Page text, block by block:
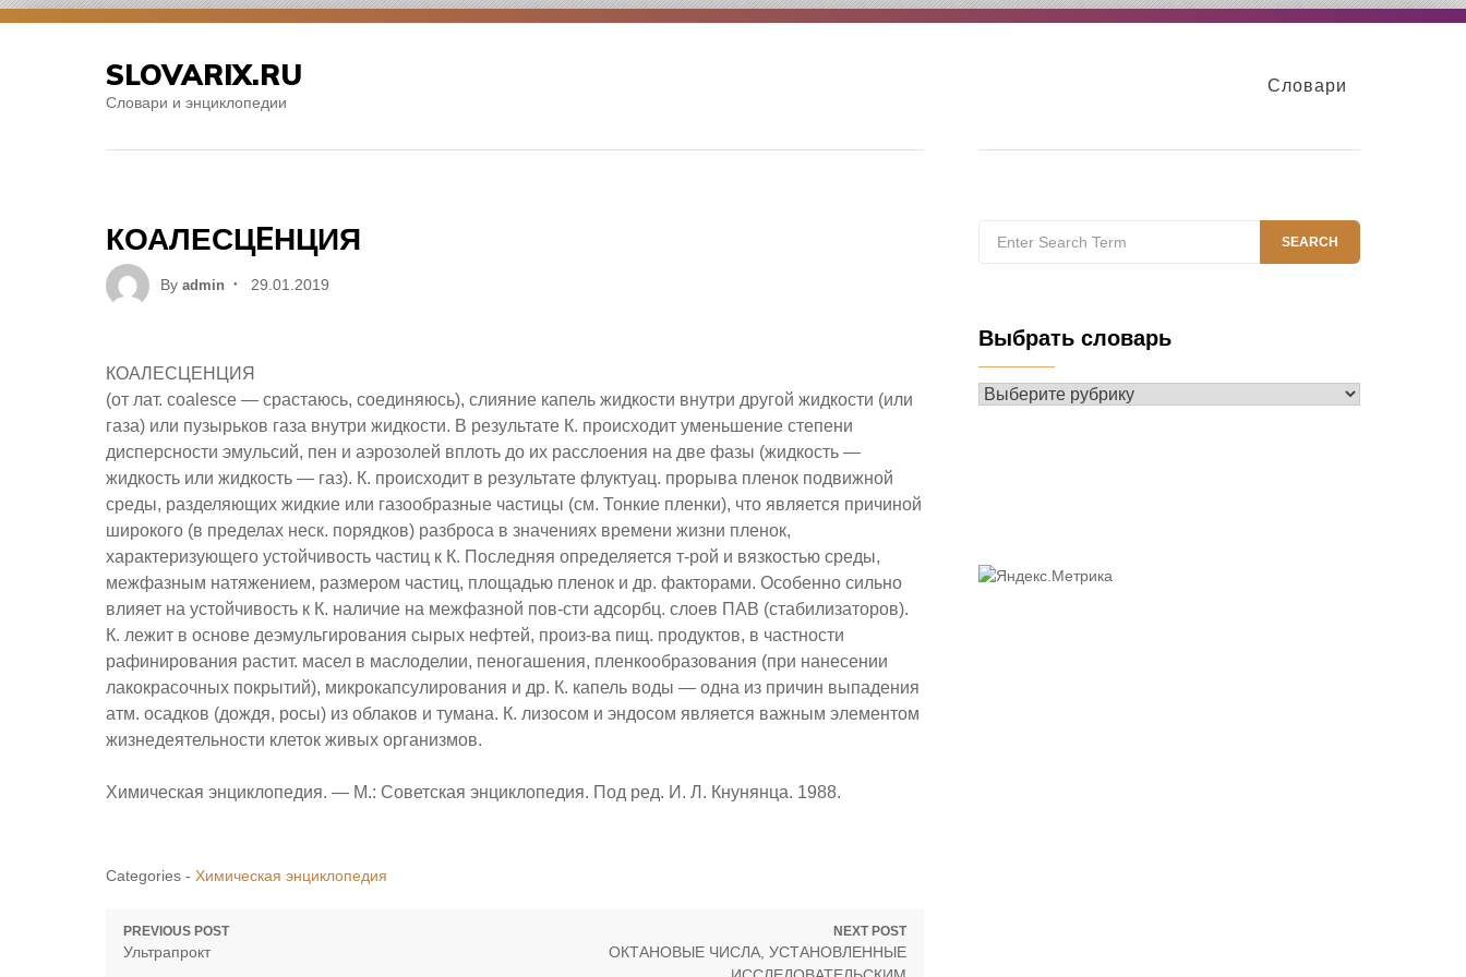
Skip
SLOVARIX.RU
Словари и энциклопедии
Словари
КОАЛЕСЦEНЦИЯ
By admin
Posted
29.01.2019
КОАЛЕСЦEНЦИЯ
(от лат. coalesce — срастаюсь, соединяюсь), слияние капель жидкости внутри другой жидкости (или
газа) или пузырьков газа внутри жидкости. В результате К. происходит уменьшение степени
дисперсности эмульсий, пен и аэрозолей вплоть до их расслоения на две фазы (жидкость —
жидкость или жидкость — газ). К. происходит в результате флуктуац. прорыва пленок подвижной
среды, разделяющих жидкие или газообразные частицы (см. Тонкие пленки), что является причиной
широкого (в пределах неск. порядков) разброса в значениях времени жизни пленок,
характеризующего устойчивость частиц к К. Последняя определяется т-рой и вязкостью среды,
межфазным натяжением, размером частиц, площадью пленок и др. факторами. Особенно сильно
влияет на устойчивость к К. наличие на межфазной пов-сти адсорбц. слоев ПАВ (стабилизаторов).
К. лежит в основе деэмульгирования сырых нефтей, произ-ва пищ. продуктов, в частности
рафинирования растит. масел в маслоделии, пеногашения, пленкообразования (при нанесении
лакокрасочных покрытий), микрокапсулирования и др. К. капель воды — одна из причин выпадения
атм. осадков (дождя, росы) из облаков и тумана. К. лизосом и эндосом является важным элементом
жизнедеятельности клеток живых организмов.
Химическая энциклопедия. — М.: Советская энциклопедия. Под ред. И. Л. Кнунянца. 1988.
Categories - Химическая энциклопедия
Навигация
PREVIOUS POST
Previous
Ультрапрокт
NEXT POST
Next
ОКТАНОВЫЕ ЧИСЛА, УСТАНОВЛЕННЫЕ
for:
SEARCH
Выбрать словарь
Выбрать